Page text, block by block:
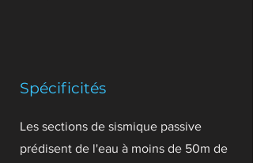
Spécificités
Les sections de sismique passive
prédisent de l'eau à moins de 50m de